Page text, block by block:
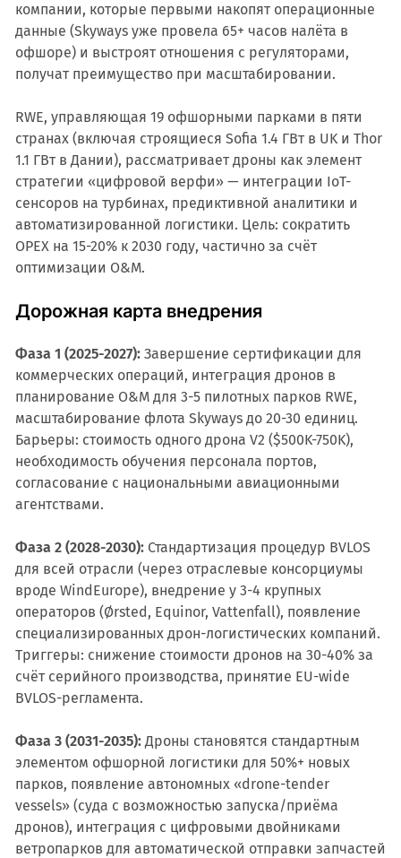
компании, которые первыми накопят операционные
данные (Skyways уже провела 65+ часов налёта в
офшоре) и выстроят отношения с регуляторами,
получат преимущество при масштабировании.
RWE, управляющая 19 офшорными парками в пяти
странах (включая строящиеся Sofia 1.4 ГВт в UK и Thor
1.1 ГВт в Дании), рассматривает дроны как элемент
стратегии «цифровой верфи» — интеграции IoT-
сенсоров на турбинах, предиктивной аналитики и
автоматизированной логистики. Цель: сократить
OPEX на 15-20% к 2030 году, частично за счёт
оптимизации O&M.
Дорожная карта внедрения
Фаза 1 (2025-2027):Завершение сертификации для
коммерческих операций, интеграция дронов в
планирование O&M для 3-5 пилотных парков RWE,
масштабирование флота Skyways до 20-30 единиц.
Барьеры: стоимость одного дрона V2 ($500K-750K),
необходимость обучения персонала портов,
согласование с национальными авиационными
агентствами.
Фаза 2 (2028-2030):Стандартизация процедур BVLOS
для всей отрасли (через отраслевые консорциумы
вроде WindEurope), внедрение у 3-4 крупных
операторов (Ørsted, Equinor, Vattenfall), появление
специализированных дрон-логистических компаний.
Триггеры: снижение стоимости дронов на 30-40% за
счёт серийного производства, принятие EU-wide
BVLOS-регламента.
Фаза 3 (2031-2035):Дроны становятся стандартным
элементом офшорной логистики для 50%+ новых
парков, появление автономных «drone-tender
vessels» (суда с возможностью запуска/приёма
дронов), интеграция с цифровыми двойниками
ветропарков для автоматической отправки запчастей